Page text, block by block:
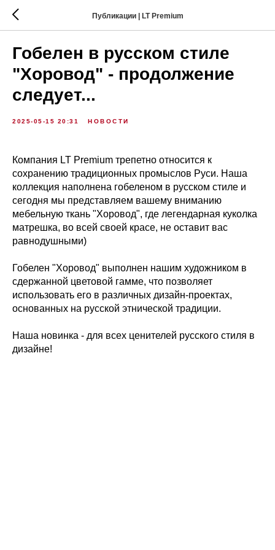
Публикации | LT Premium
Гобелен в русском стиле
"Хоровод" - продолжение
следует...
2025-05-15 20:31 НОВОСТИ
Компания LT Premium трепетно относится к
сохранению традиционных промыслов Руси. Наша
коллекция наполнена гобеленом в русском стиле и
сегодня мы представляем вашему вниманию
мебельную ткань "Хоровод", где легендарная куколка
матрешка, во всей своей красе, не оставит вас
равнодушными)
Гобелен "Хоровод" выполнен нашим художником в
сдержанной цветовой гамме, что позволяет
использовать его в различных дизайн-проектах,
основанных на русской этнической традиции.
Наша новинка - для всех ценителей русского стиля в
дизайне!